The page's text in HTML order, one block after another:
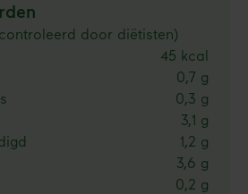
door diëtisten)
45 kcal
0,7 g
0,3 g
3,1 g
1,2 g
3,6 g
0,2 g